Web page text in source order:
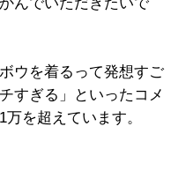
ウを着るって発想すご
すぎる」といったコメ
を超えています。